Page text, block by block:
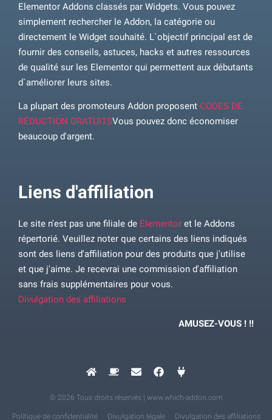
Elementor Addons classés par Widgets. Vous pouvez
simplement rechercher le Addon, la catégorie ou
directement le Widget souhaité. L`objectif principal est de
fournir des conseils, astuces, hacks et autres ressources
de qualité sur les Elementor qui permettent aux débutants
d`améliorer leurs sites.
La plupart des promoteurs Addon proposent CODES DE
RÉDUCTION GRATUITSVous pouvez donc économiser
beaucoup d'argent.
Liens d'affiliation
Le site n'est pas une filiale de Elementor et le Addons
répertorié. Veuillez noter que certains des liens indiqués
sont des liens d'affiliation pour des produits que j'utilise
et que j'aime. Je recevrai une commission d'affiliation
sans frais supplémentaires pour vous.
Divulgation des affiliations
AMUSEZ-VOUS ! !!
© 2026 Tous droits réservés | www.which-addon.com
Politique de confidentialité Divulgation légale Divulgation des affiliations